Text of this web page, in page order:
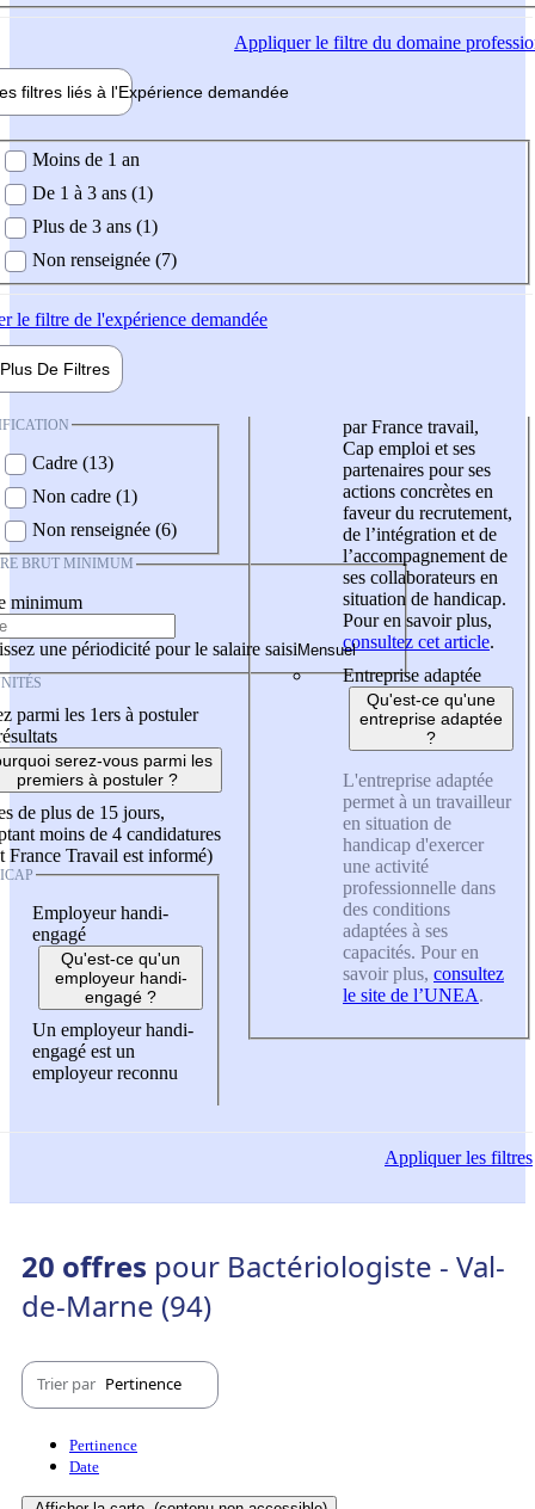
Appliquerle filtre du domaine
filtres liés à l'Expérience demandée
demandée
Moins de 1 an
De 1 à 3 ans (1)
Plus de 3 ans (1)
Non renseignée (7)
le filtre de l'expérience demandée
Plus De Filtres
Cadre (13)
Non cadre (1)
Non renseignée (6)
BRUT MINIMUM
minimum
une périodicité pour le salaire saisi
parmi les 1ers à postuler
serez-vous parmi les
premiers à postuler ?
de plus de 15 jours,
moins de 4 candidatures
France Travail est informé)
Employeur handi-
engagé
Qu'est-ce qu'un
employeur handi-
engagé ?
Un employeur handi-
engagé est un
employeur reconnu
par France travail,
Cap emploi et ses
partenaires pour ses
actions concrètes en
faveur du recrutement,
de l’intégration et de
l’accompagnement de
ses collaborateurs en
situation de handicap.
Pour en savoir plus,
consultez cet article.
Entreprise adaptée
Qu'est-ce qu'une
entreprise adaptée
?
L'entreprise adaptée
permet à un travailleur
en situation de
handicap d'exercer
une activité
professionnelle dans
des conditions
adaptées à ses
capacités. Pour en
savoir plus, consultez
le site de l’UNEA.
Appliquerles filtres
20 offres pour Bactériologiste - Val-
de-Marne (94)
Trier par Pertinence
Pertinence
Date